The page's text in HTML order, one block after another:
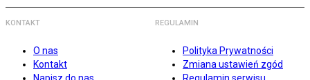
KONTAKT
O nas
Kontakt
REGULAMIN
Polityka Prywatności
Zmiana ustawień zgód